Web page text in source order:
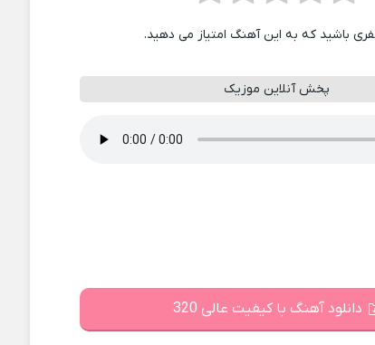
باشید که به این آهنگ امتیاز می دهید.
پخش آنلاین موزیک
دانلود آهنگ با کیفیت عالی 320